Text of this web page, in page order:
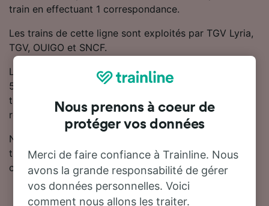
train en effectuant 1 correspondance.
Les trains de cette ligne sont exploités par TGV Lyria,
TGV, OUIGO et SNCF.
Les billets pour ce trajet sont disponibles à partir de
5.39 CHF. Si vous souhaitez acheter des billets de
train moins chers, Trainline vous recommande de
réserver à l'avance.
Notre planificateur de voyage est l'endroit idéal pour
trouver les horaires, les billets et les tarifs les moins
chers.
Nous prenons à coeur de
protéger vos données
Merci de faire confiance à Trainline. Nous
avons la grande responsabilité de gérer
vos données personnelles. Voici
comment nous allons les traiter.